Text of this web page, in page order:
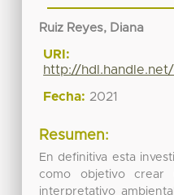
Ruiz Reyes, Diana
URI:
http://
Fecha: 2021
Resumen:
En definitiva esta
como objetivo crear
interpretativo